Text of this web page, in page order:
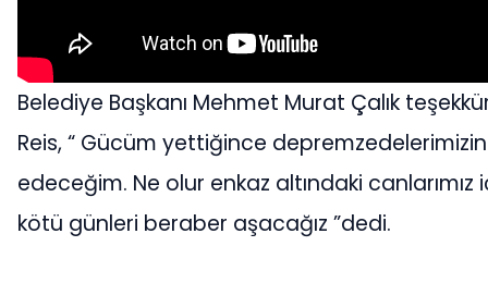
Belediye Başkanı Mehmet Murat Çalık
Reis, “ Gücüm yettiğince
edeceğim. Ne olur enkaz altındaki canlarımız
kötü günleri beraber aşacağız ”dedi.